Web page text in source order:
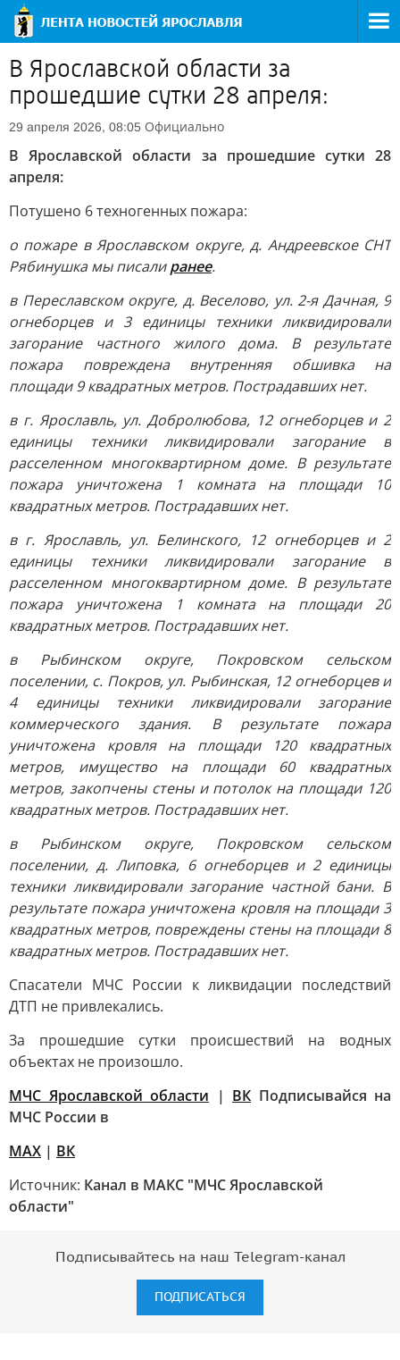
В Ярославской области за
прошедшие сутки 28 апреля:
29 апреля 2026, 08:05 Официально
В Ярославской области за прошедшие сутки 28
апреля:
Потушено 6 техногенных пожара:
о пожаре в Ярославском округе, д. Андреевское СНТ
Рябинушка мы писалиранее.
в Переславском округе, д. Веселово, ул. 2-я Дачная, 9
огнеборцев и 3 единицы техники ликвидировали
загорание частного жилого дома. В результате
пожара повреждена внутренняя обшивка на
площади 9 квадратных метров. Пострадавших нет.
в г. Ярославль, ул. Добролюбова, 12 огнеборцев и 2
единицы техники ликвидировали загорание в
расселенном многоквартирном доме. В результате
пожара уничтожена 1 комната на площади 10
квадратных метров. Пострадавших нет.
в г. Ярославль, ул. Белинского, 12 огнеборцев и 2
единицы техники ликвидировали загорание в
расселенном многоквартирном доме. В результате
пожара уничтожена 1 комната на площади 20
квадратных метров. Пострадавших нет.
в Рыбинском округе, Покровском сельском
поселении, с. Покров, ул. Рыбинская, 12 огнеборцев и
4 единицы техники ликвидировали загорание
коммерческого здания. В результате пожара
уничтожена кровля на площади 120 квадратных
метров, имущество на площади 60 квадратных
метров, закопчены стены и потолок на площади 120
квадратных метров. Пострадавших нет.
в Рыбинском округе, Покровском сельском
поселении, д. Липовка, 6 огнеборцев и 2 единицы
техники ликвидировали загорание частной бани. В
результате пожара уничтожена кровля на площади 3
квадратных метров, повреждены стены на площади 8
квадратных метров. Пострадавших нет.
Спасатели МЧС России к ликвидации последствий
ДТП не привлекались.
За прошедшие сутки происшествий на водных
объектах не произошло.
МЧС Ярославской области | ВК Подписывайся на
МЧС России в
MAX | ВК
Источник: Канал в МАКС "МЧС Ярославской
области"
Подписывайтесь на наш Telegram-канал
ПОДПИСАТЬСЯ